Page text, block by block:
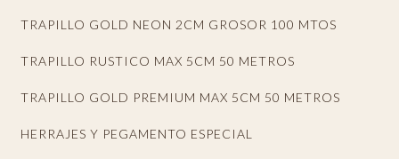
TRAPILLO GOLD NEON 2CM GROSOR 100 MTOS
TRAPILLO RUSTICO MAX 5CM 50 METROS
TRAPILLO GOLD PREMIUM MAX 5CM 50 METROS
HERRAJES Y PEGAMENTO ESPECIAL